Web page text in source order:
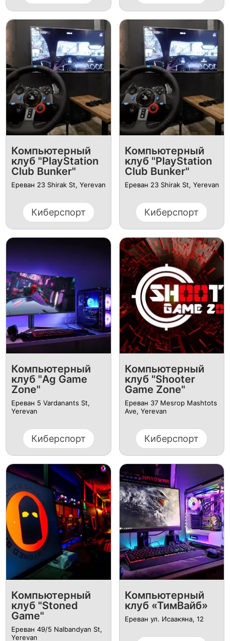
Компьютерный
клуб "PlayStation
Club Bunker"
Ереван 23 Shirak St, Yerevan
Киберспорт
Компьютерный
клуб "PlayStation
Club Bunker"
Ереван 23 Shirak St, Yerevan
Киберспорт
Компьютерный
клуб "Ag Game
Zone"
Ереван 5 Vardanants St,
Yerevan
Киберспорт
Компьютерный
клуб "Shooter
Game Zone"
Ереван 37 Mesrop Mashtots
Ave, Yerevan
Киберспорт
Компьютерный
клуб "Stoned
Game"
Ереван 49/5 Nalbandyan St,
Yerevan
Компьютерный
клуб «ТимВайб»
Ереван ул. Исаакяна, 12